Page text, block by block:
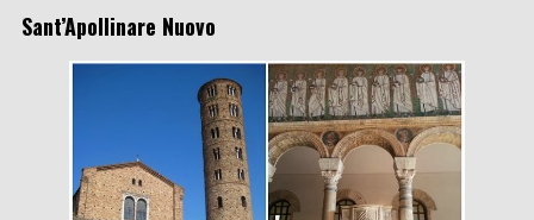
Sant’Apollinare Nuovo